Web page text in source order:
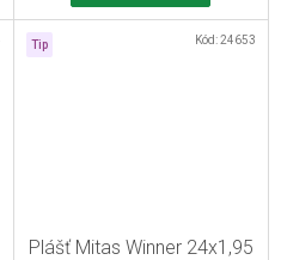
Tip
Plášť Mitas Winner 24x1,95
Kód:24653